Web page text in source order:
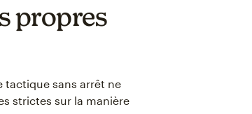
propres
tactique sans arrêt ne
strictes sur la manière